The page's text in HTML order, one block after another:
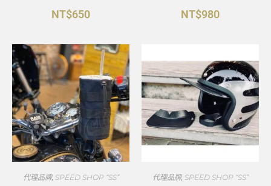
NT$650 NT$980
代理品牌, SPEED SHOP “SS” 代理品牌, SPEED SHOP “SS”